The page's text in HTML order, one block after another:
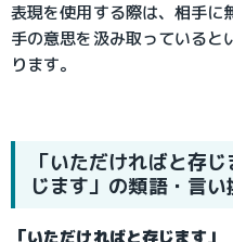
表現を使用する際は、相手に
手の意思を汲み取っていると
ります。
「いただければと存
じます」の類語・言い
「いただければと存じます」